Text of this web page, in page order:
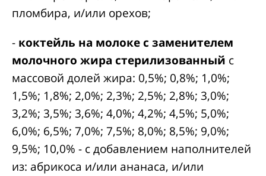
пломбира, и/или орехов;
- коктейль на молоке с заменителем
молочного жира стерилизованный с
массовой долей жира: 0,5%; 0,8%; 1,0%;
1,5%; 1,8%; 2,0%; 2,3%; 2,5%; 2,8%; 3,0%;
3,2%; 3,5%; 3,6%; 4,0%; 4,2%; 4,5%; 5,0%;
6,0%; 6,5%; 7,0%; 7,5%; 8,0%; 8,5%; 9,0%;
9,5%; 10,0% - с добавлением наполнителей
из: абрикоса и/или ананаса, и/или